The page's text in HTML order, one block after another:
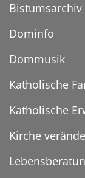
Bistumsarchiv
Dominfo
Dommusik
Katholische
Katholische
Kirche